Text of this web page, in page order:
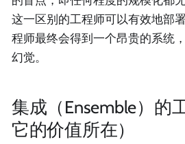
这一区别的工程师可以有效地部
程师最终会得到一个昂贵的系统
幻觉。
集成（Ensemble）的
它的价值所在）